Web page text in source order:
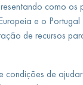
como os
e o
de recursos
condições de